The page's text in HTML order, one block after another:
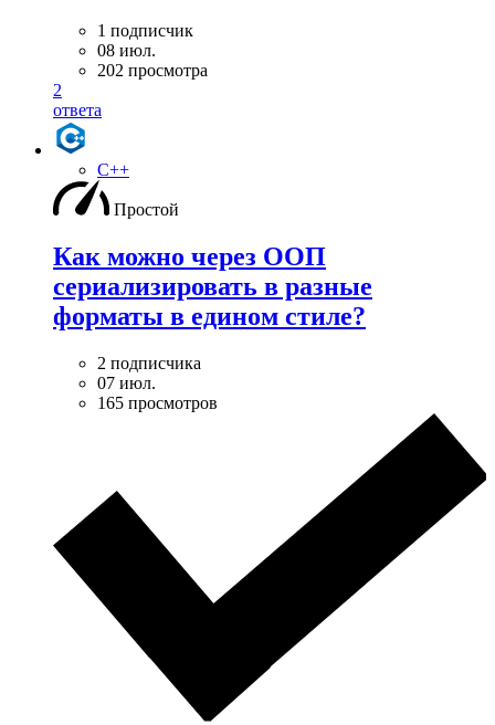
1 подписчик
08 июл.
202 просмотра
2
ответа
C++
Простой
Как можно через ООП
сериализировать в разные
форматы в едином стиле?
2 подписчика
07 июл.
165 просмотров